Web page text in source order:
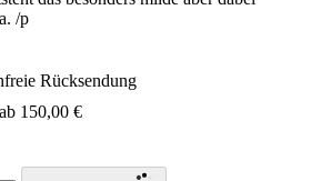
/p
Rücksendung
150,00 €